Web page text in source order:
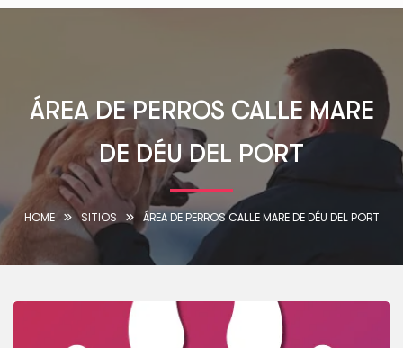
ÁREA DE PERROS CALLE MARE
DE DÉU DEL PORT
HOME SITIOS ÁREA DE PERROS CALLE MARE DE DÉU DEL PORT